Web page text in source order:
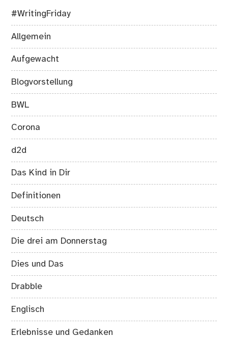
#WritingFriday
Allgemein
Aufgewacht
Blogvorstellung
BWL
Corona
d2d
Das Kind in Dir
Definitionen
Deutsch
Die drei am Donnerstag
Dies und Das
Drabble
Englisch
Erlebnisse und Gedanken